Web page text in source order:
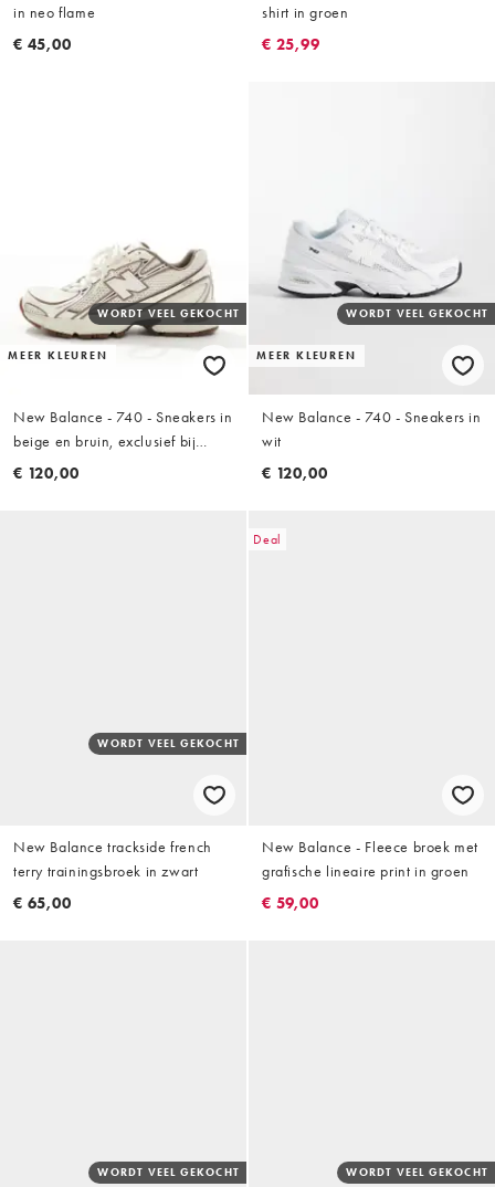
in neo flame
€ 45,00
shirt in groen
€ 25,99
MEER KLEUREN
WORDT VEEL GEKOCHT
New Balance - 740 - Sneakers in
beige en bruin, exclusief bij
ASOS
€ 120,00
MEER KLEUREN
WORDT VEEL GEKOCHT
New Balance - 740 - Sneakers in
wit
€ 120,00
WORDT VEEL GEKOCHT
New Balance trackside french
terry trainingsbroek in zwart
€ 65,00
Deal
New Balance - Fleece broek met
grafische lineaire print in groen
€ 59,00
WORDT VEEL GEKOCHT WORDT VEEL GEKOCHT